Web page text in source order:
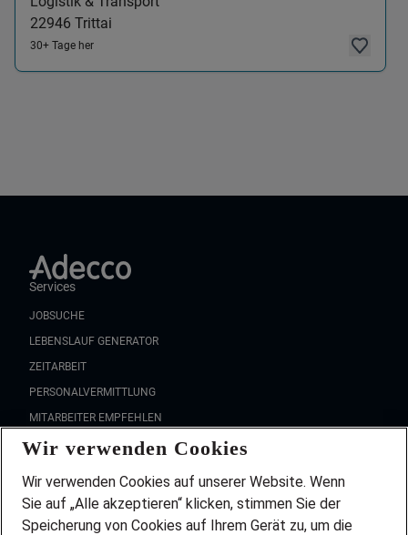
22946 Trittai
30+ Tage her
Services
JOBSUCHE
LEBENSLAUF GENERATOR
ZEITARBEIT
PERSONALVERMITTLUNG
MITARBEITER EMPFEHLEN
FAQ
Wir stellen ein!
DEINE BERUFSGRUPPE
DEINE LEBENSSITUATION
Wir verwenden Cookies
Wir verwenden Cookies auf unserer Website. Wenn
Sie auf „Alle akzeptieren“ klicken, stimmen Sie der
Speicherung von Cookies auf Ihrem Gerät zu, um die